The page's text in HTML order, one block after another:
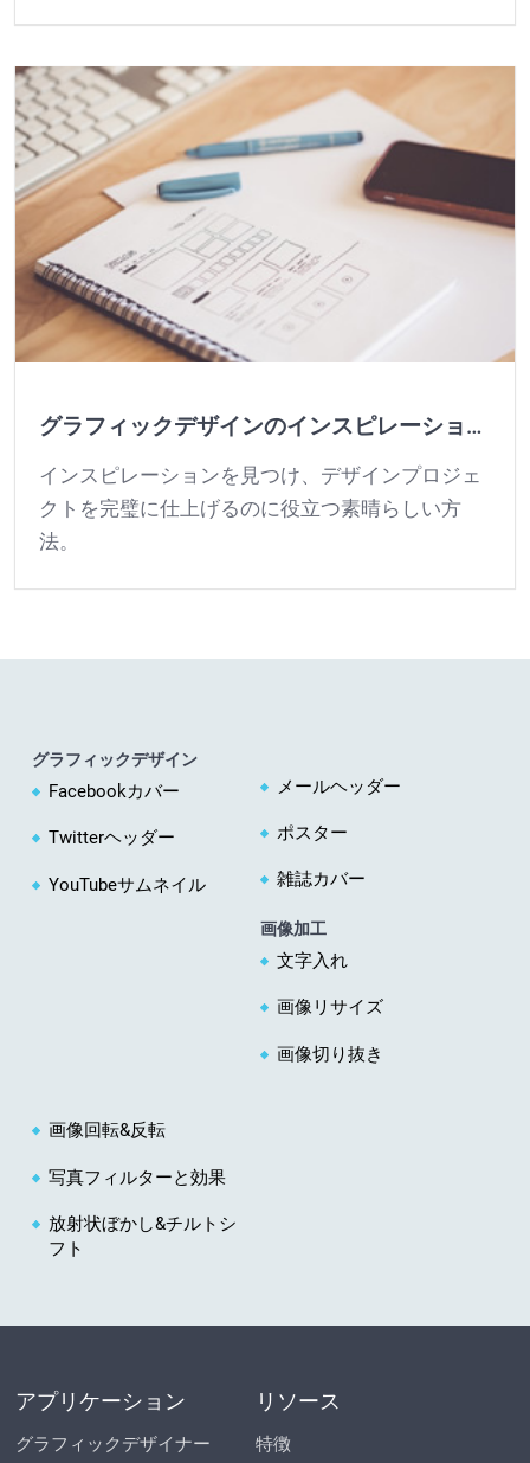
グラフィックデザインのインスピレーションを得る
インスピレーションを見つけ、デザインプロジェ
クトを完璧に仕上げるのに役立つ素晴らしい方
法。
グラフィックデザイン
Facebookカバー
Twitterヘッダー
YouTubeサムネイル
メールヘッダー
ポスター
雑誌カバー
画像加工
文字入れ
画像リサイズ
画像切り抜き
画像回転&反転
写真フィルターと効果
放射状ぼかし&チルトシ
フト
アプリケーション
グラフィックデザイナー
リソース
特徴